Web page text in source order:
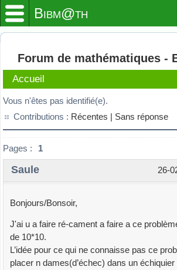
Bibm@th
Forum de mathématiques -
Accueil
Vous n'êtes pas identifié(e).
Contributions : Récentes | Sans réponse
Pages : 1
26-
Saule
Bonjours/Bonsoir,
J'ai u a faire ré-cament a faire a ce
de 10*10.
L’idée pour ce qui ne connaisse pas ce
placer n dames(d’échec) dans un